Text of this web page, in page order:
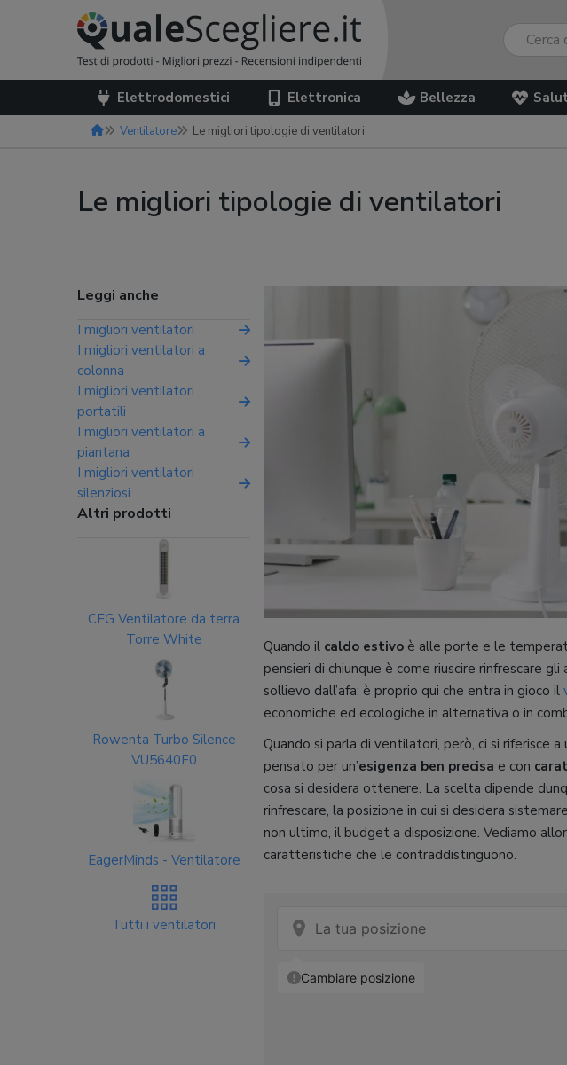
Elettrodomestici Elettronica Bellezza
Ventilatore Le migliori tipologie di ventilatori
Le migliori tipologie di ventilatori
Quando il caldo estivo è alle porte e le
pensieri di chiunque è come riuscire rinfrescare
sollievo dall’afa: è proprio qui che entra in gioco il
economiche ed ecologiche in alternativa o in
Quando si parla di ventilatori, però, ci si riferisce
pensato per un’esigenza ben precisa e con
cosa si desidera ottenere. La scelta dipende
rinfrescare, la posizione in cui si desidera
non ultimo, il budget a disposizione. Vediamo
caratteristiche che le contraddistinguono.
Leggi anche
I migliori ventilatori
I migliori ventilatori a
colonna
I migliori ventilatori
portatili
I migliori ventilatori a
piantana
I migliori ventilatori
silenziosi
Altri prodotti
CFG Ventilatore da terra
Torre White
Rowenta Turbo Silence
VU5640F0
EagerMinds - Ventilatore
Tutti i ventilatori